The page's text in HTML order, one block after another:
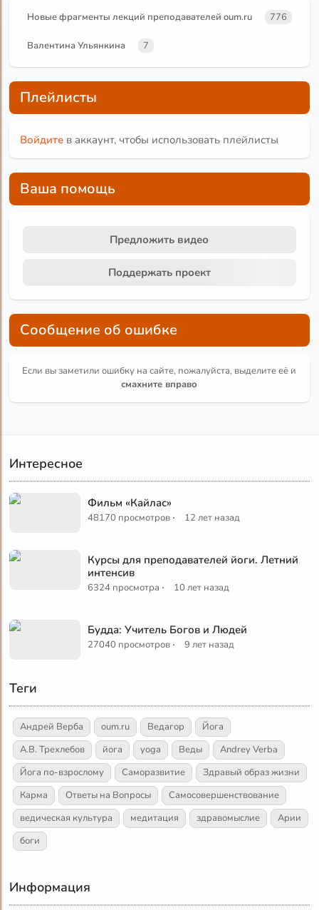
Новые фрагменты лекций преподавателей oum.ru 776
Валентина Ульянкина 7
Плейлисты
Войдите в аккаунт, чтобы использовать плейлисты
Ваша помощь
Предложить видео
Поддержать проект
Сообщение об ошибке
Если вы заметили ошибку на сайте, пожалуйста, выделите её и
смахните вправо
Интересное
Фильм «Кайлас»
48170 просмотров · 12 лет назад
Курсы для преподавателей йоги. Летний
интенсив
6324 просмотра · 10 лет назад
Будда: Учитель Богов и Людей
27040 просмотров · 9 лет назад
Теги
Андрей Верба oum.ru Ведагор
Йога
А.В. Трехлебов
йога yoga Веды
Andrey Verba
Йога по-взрослому
Саморазвитие
Здравый образ жизни
Карма
Ответы на Вопросы
Самосовершенствование
ведическая культура
медитация здравомыслие
Арии
боги
Информация